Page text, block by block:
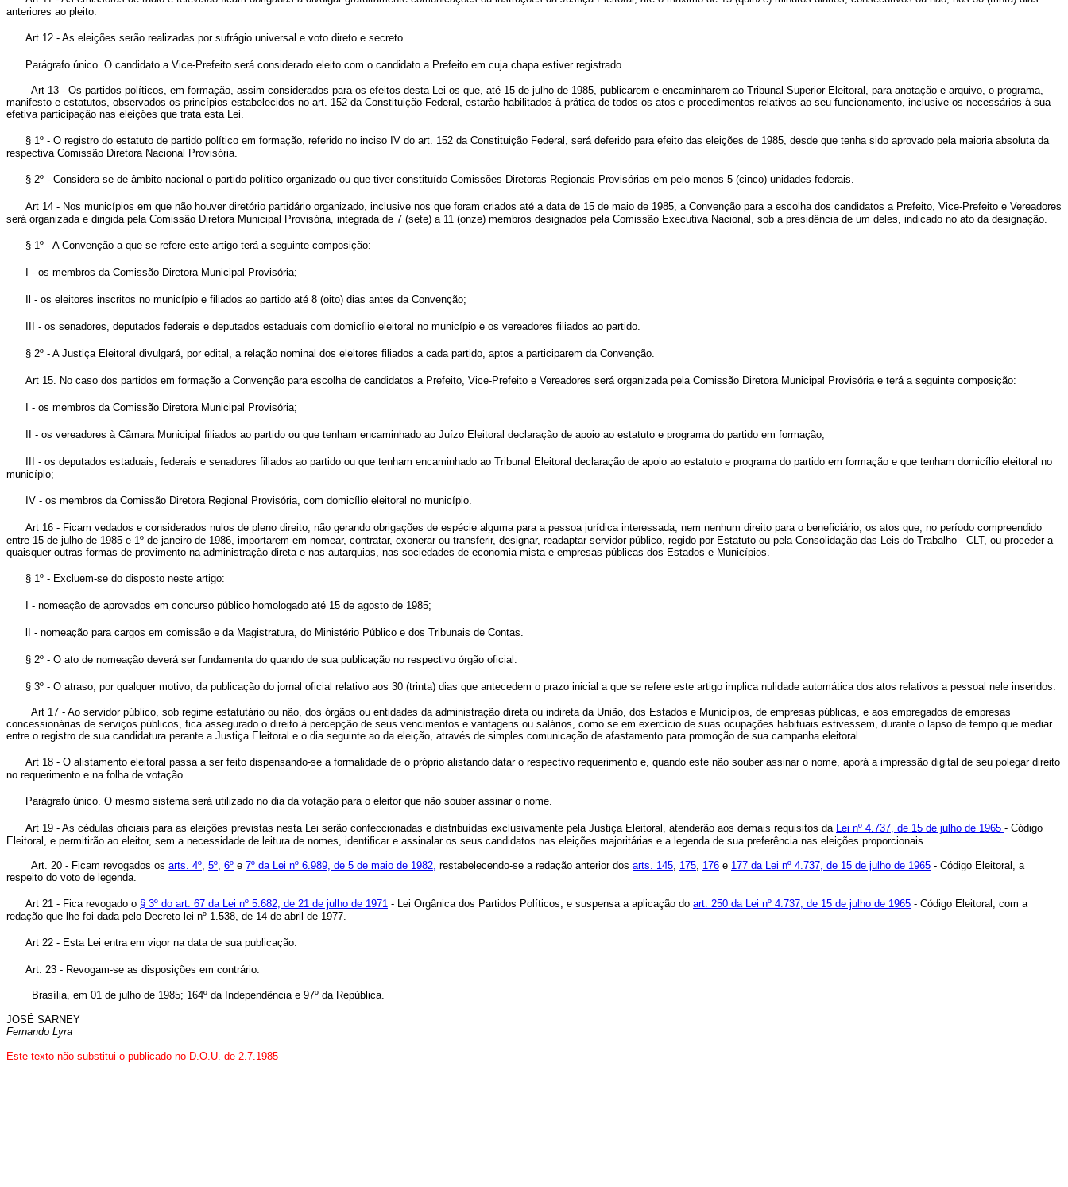
anteriores ao pleito.
Art 12 - As eleições serão realizadas por sufrágio universal e voto direto e secreto.
Parágrafo único. O candidato a Vice-Prefeito será considerado eleito com o candidato a Prefeito em cuja chapa estiver registrado.
Art 13 - Os partidos políticos, em formação, assim considerados para os efeitos desta Lei os que, até 15 de julho de 1985, publicarem e encaminharem ao Tribunal Superior Eleitoral, para anotação e arquivo, o programa,
manifesto e estatutos, observados os princípios estabelecidos no art. 152 da Constituição Federal, estarão habilitados à prática de todos os atos e procedimentos relativos ao seu funcionamento, inclusive os necessários à sua
efetiva participação nas eleições que trata esta Lei.
§ 1º - O registro do estatuto de partido político em formação, referido no inciso IV do art. 152 da Constituição Federal, será deferido para efeito das eleições de 1985, desde que tenha sido aprovado pela maioria absoluta da
respectiva Comissão Diretora Nacional Provisória.
§ 2º - Considera-se de âmbito nacional o partido político organizado ou que tiver constituído Comissões Diretoras Regionais Provisórias em pelo menos 5 (cinco) unidades federais.
Art 14 - Nos municípios em que não houver diretório partidário organizado, inclusive nos que foram criados até a data de 15 de maio de 1985, a Convenção para a escolha dos candidatos a Prefeito, Vice-Prefeito e Vereadores
será organizada e dirigida pela Comissão Diretora Municipal Provisória, integrada de 7 (sete) a 11 (onze) membros designados pela Comissão Executiva Nacional, sob a presidência de um deles, indicado no ato da designação.
§ 1º - A Convenção a que se refere este artigo terá a seguinte composição:
I - os membros da Comissão Diretora Municipal Provisória;
Il - os eleitores inscritos no município e filiados ao partido até 8 (oito) dias antes da Convenção;
III - os senadores, deputados federais e deputados estaduais com domicílio eleitoral no município e os vereadores filiados ao partido.
§ 2º - A Justiça Eleitoral divulgará, por edital, a relação nominal dos eleitores filiados a cada partido, aptos a participarem da Convenção.
Art 15. No caso dos partidos em formação a Convenção para escolha de candidatos a Prefeito, Vice-Prefeito e Vereadores será organizada pela Comissão Diretora Municipal Provisória e terá a seguinte composição:
I - os membros da Comissão Diretora Municipal Provisória;
II - os vereadores à Câmara Municipal filiados ao partido ou que tenham encaminhado ao Juízo Eleitoral declaração de apoio ao estatuto e programa do partido em formação;
III - os deputados estaduais, federais e senadores filiados ao partido ou que tenham encaminhado ao Tribunal Eleitoral declaração de apoio ao estatuto e programa do partido em formação e que tenham domicílio eleitoral no
município;
IV - os membros da Comissão Diretora Regional Provisória, com domicílio eleitoral no município.
Art 16 - Ficam vedados e considerados nulos de pleno direito, não gerando obrigações de espécie alguma para a pessoa jurídica interessada, nem nenhum direito para o beneficiário, os atos que, no período compreendido
entre 15 de julho de 1985 e 1º de janeiro de 1986, importarem em nomear, contratar, exonerar ou transferir, designar, readaptar servidor público, regido por Estatuto ou pela Consolidação das Leis do Trabalho - CLT, ou proceder a
quaisquer outras formas de provimento na administração direta e nas autarquias, nas sociedades de economia mista e empresas públicas dos Estados e Municípios.
§ 1º - Excluem-se do disposto neste artigo:
I - nomeação de aprovados em concurso público homologado até 15 de agosto de 1985;
lI - nomeação para cargos em comissão e da Magistratura, do Ministério Público e dos Tribunais de Contas.
§ 2º - O ato de nomeação deverá ser fundamenta do quando de sua publicação no respectivo órgão oficial.
§ 3º - O atraso, por qualquer motivo, da publicação do jornal oficial relativo aos 30 (trinta) dias que antecedem o prazo inicial a que se refere este artigo implica nulidade automática dos atos relativos a pessoal nele inseridos.
Art 17 - Ao servidor público, sob regime estatutário ou não, dos órgãos ou entidades da administração direta ou indireta da União, dos Estados e Municípios, de empresas públicas, e aos empregados de empresas
concessionárias de serviços públicos, fica assegurado o direito à percepção de seus vencimentos e vantagens ou salários, como se em exercício de suas ocupações habituais estivessem, durante o lapso de tempo que mediar
entre o registro de sua candidatura perante a Justiça Eleitoral e o dia seguinte ao da eleição, através de simples comunicação de afastamento para promoção de sua campanha eleitoral.
Art 18 - O alistamento eleitoral passa a ser feito dispensando-se a formalidade de o próprio alistando datar o respectivo requerimento e, quando este não souber assinar o nome, aporá a impressão digital de seu polegar direito
no requerimento e na folha de votação.
Parágrafo único. O mesmo sistema será utilizado no dia da votação para o eleitor que não souber assinar o nome.
Art 19 - As cédulas oficiais para as eleições previstas nesta Lei serão confeccionadas e distribuídas exclusivamente pela Justiça Eleitoral, atenderão aos demais requisitos da Lei nº 4.737, de 15 de julho de 1965 - Código
Eleitoral, e permitirão ao eleitor, sem a necessidade de leitura de nomes, identificar e assinalar os seus candidatos nas eleições majoritárias e a legenda de sua preferência nas eleições proporcionais.
Art. 20 - Ficam revogados os arts. 4º, 5º, 6º e 7º da Lei nº 6.989, de 5 de maio de 1982, restabelecendo-se a redação anterior dos arts. 145, 175, 176 e 177 da Lei nº 4.737, de 15 de julho de 1965 - Código Eleitoral, a
respeito do voto de legenda.
Art 21 - Fica revogado o § 3º do art. 67 da Lei nº 5.682, de 21 de julho de 1971 - Lei Orgânica dos Partidos Políticos, e suspensa a aplicação do art. 250 da Lei nº 4.737, de 15 de julho de 1965 - Código Eleitoral, com a
redação que lhe foi dada pelo Decreto-lei nº 1.538, de 14 de abril de 1977.
Art 22 - Esta Lei entra em vigor na data de sua publicação.
Art. 23 - Revogam-se as disposições em contrário.
Brasília, em 01 de julho de 1985; 164º da Independência e 97º da República.
JOSÉ SARNEY
Fernando Lyra
Este texto não substitui o publicado no D.O.U. de 2.7.1985